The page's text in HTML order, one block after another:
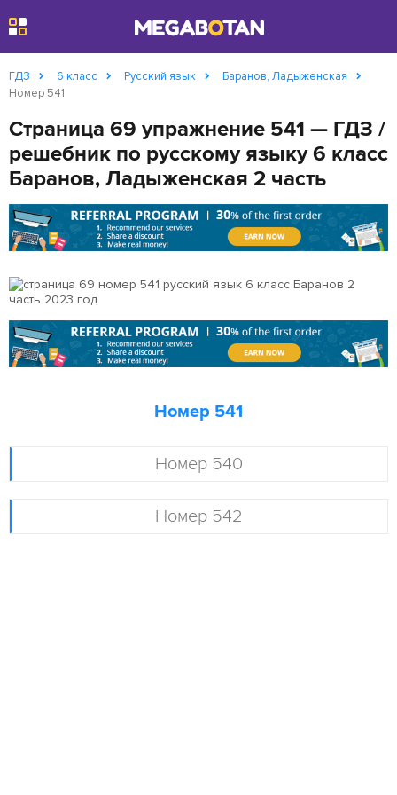
ГДЗ 6 класс Русский язык
Баранов, Ладыженская
Номер 541
Страница 69 упражнение 541 — ГДЗ /
решебник по русскому языку 6 класс
Баранов, Ладыженская 2 часть
Номер 540
Номер 542
Номер 541